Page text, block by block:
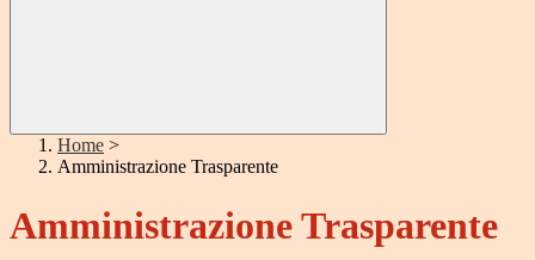
Home >
Amministrazione Trasparente
Amministrazione Trasparente